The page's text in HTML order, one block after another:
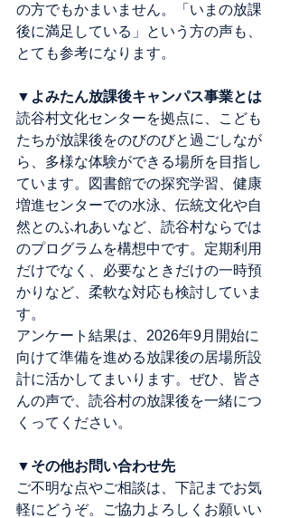
の方でもかまいません。「いまの放課
後に満足している」という方の声も、
とても参考になります。
▼ よみたん放課後キャンパス事業とは
読谷村文化センターを拠点に、こども
たちが放課後をのびのびと過ごしなが
ら、多様な体験ができる場所を目指し
ています。図書館での探究学習、健康
増進センターでの水泳、伝統文化や自
然とのふれあいなど、読谷村ならでは
のプログラムを構想中です。定期利用
だけでなく、必要なときだけの一時預
かりなど、柔軟な対応も検討していま
す。
アンケート結果は、2026年9月開始に
向けて準備を進める放課後の居場所設
計に活かしてまいります。ぜひ、皆さ
んの声で、読谷村の放課後を一緒につ
くってください。
▼その他お問い合わせ先
ご不明な点やご相談は、下記までお気
軽にどうぞ。ご協力よろしくお願いい